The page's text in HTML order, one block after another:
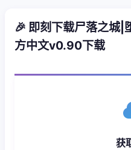
🎉 即刻下载尸落之城
方中文v0.90下载
获